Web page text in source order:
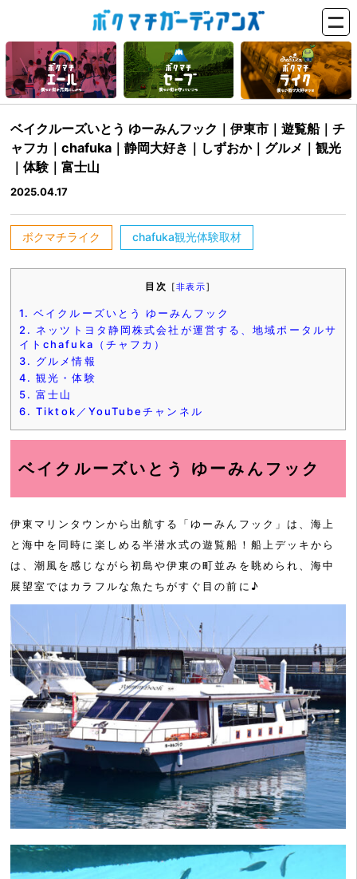
ベイクルーズいとう ゆーみんフック｜伊東市｜遊覧船｜チ
ャフカ｜chafuka｜静岡大好き｜しずおか｜グルメ｜観光
｜体験｜富士山
2025.04.17
ボクマチライク chafuka観光体験取材
目次 [非表示]
1. ベイクルーズいとう ゆーみんフック
2. ネッツトヨタ静岡株式会社が運営する、地域ポータルサ
イトchafuka（チャフカ）
3. グルメ情報
4. 観光・体験
5. 富士山
6. Tiktok／YouTubeチャンネル
ベイクルーズいとう ゆーみんフック
伊東マリンタウンから出航する「ゆーみんフック」は、海上
と海中を同時に楽しめる半潜水式の遊覧船！船上デッキから
は、潮風を感じながら初島や伊東の町並みを眺められ、海中
展望室ではカラフルな魚たちがすぐ目の前に♪